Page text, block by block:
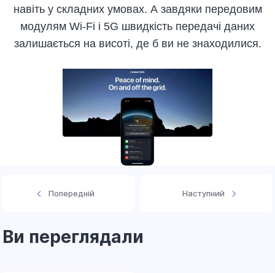
навіть у складних умовах. А завдяки передовим
модулям Wi-Fi і 5G швидкість передачі даних
залишається на висоті, де б ви не знаходилися.
Попередній Наступний
Ви переглядали